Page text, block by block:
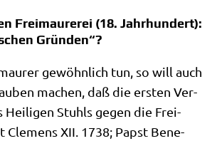
Freimaurerei (18. Jahrhundert):
Gründen“?
gewöhn­lich tun, so will auch
machen, daß die ersten Ver­
Hei­li­gen Stuhls gegen die Frei­
Cle­mens XII. 1738; Papst Bene­